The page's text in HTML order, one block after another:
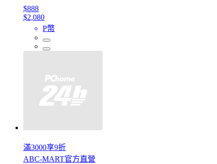
$888
$2,080
P幣
滿3000享9折
ABC-MART官方直營